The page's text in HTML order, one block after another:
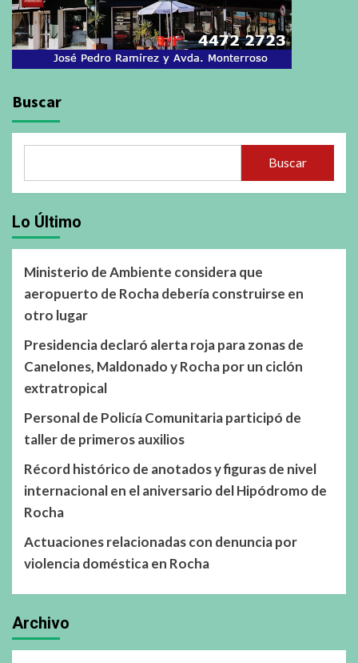
Buscar
Buscar
Lo Último
Ministerio de Ambiente considera que
aeropuerto de Rocha debería construirse en
otro lugar
Presidencia declaró alerta roja para zonas de
Canelones, Maldonado y Rocha por un ciclón
extratropical
Personal de Policía Comunitaria participó de
taller de primeros auxilios
Récord histórico de anotados y figuras de nivel
internacional en el aniversario del Hipódromo de
Rocha
Actuaciones relacionadas con denuncia por
violencia doméstica en Rocha
Archivo